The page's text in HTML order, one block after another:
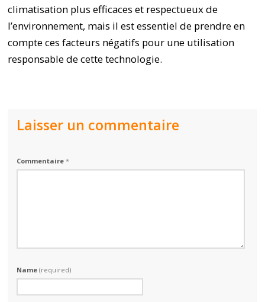
climatisation plus efficaces et respectueux de
l’environnement, mais il est essentiel de prendre en
compte ces facteurs négatifs pour une utilisation
responsable de cette technologie.
Laisser un commentaire
Commentaire*
Name(required)